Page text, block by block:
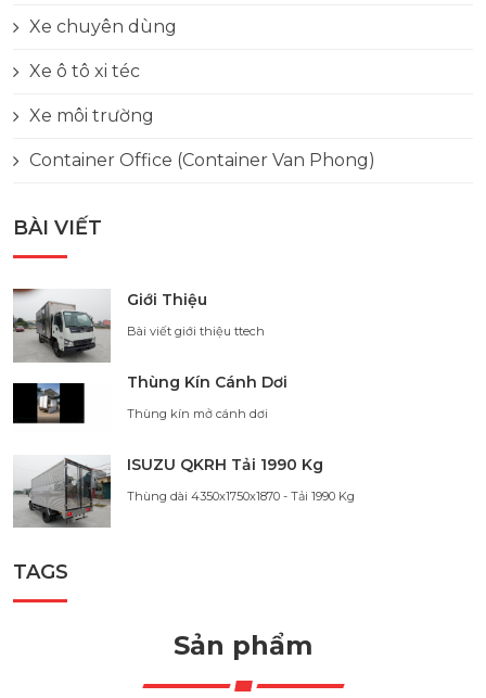
Xe chuyên dùng
Xe ô tô xi téc
Xe môi trường
Container Office (Container Van Phong)
BÀI VIẾT
Giới Thiệu
Bài viết giới thiệu ttech
Thùng Kín Cánh Dơi
Thùng kín mở cánh dơi
ISUZU QKRH Tải 1990 Kg
Thùng dài 4350x1750x1870 - Tải 1990 Kg
TAGS
Sản phẩm